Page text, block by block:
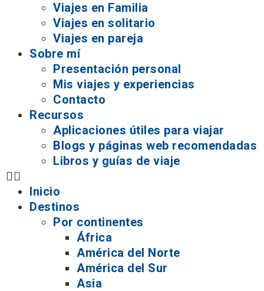
Viajes en Familia
Viajes en solitario
Viajes en pareja
Sobre mí
Presentación personal
Mis viajes y experiencias
Contacto
Recursos
Aplicaciones útiles para viajar
Blogs y páginas web recomendadas
Libros y guías de viaje
Inicio
Destinos
Por continentes
África
América del Norte
América del Sur
Asia